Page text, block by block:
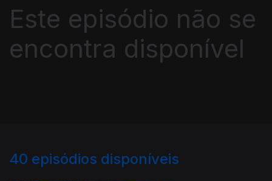
Este episódio não se
encontra disponível
40 episódios disponíveis